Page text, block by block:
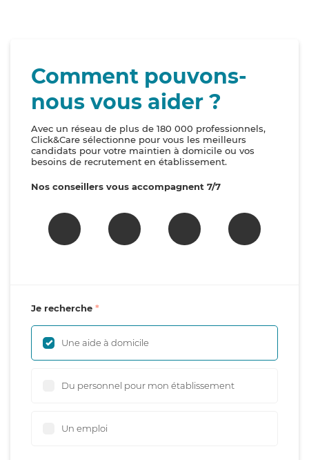
Comment pouvons-
nous vous aider ?
Avec un réseau de plus de 180 000 professionnels,
Click&Care sélectionne pour vous les meilleurs
candidats pour votre maintien à domicile ou vos
besoins de recrutement en établissement.
Nos conseillers vous accompagnent 7/7
Je recherche
Une aide à domicile
Du personnel pour mon établissement
Un emploi